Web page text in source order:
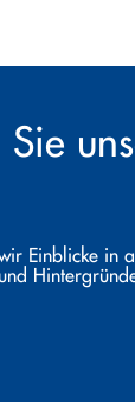
Einblicke in